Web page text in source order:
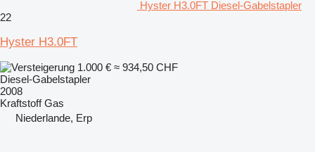
Hyster H3.0FT Diesel-Gabelstapler
22
Hyster H3.0FT
1.000 € ≈ 934,50 CHF
Diesel-Gabelstapler
2008
Kraftstoff Gas
Niederlande, Erp